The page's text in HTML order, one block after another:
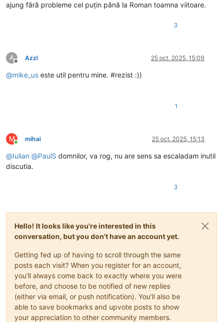
ajung fără probleme cel puțin până la Roman toamna viitoare.
3
A
Deconectat
Azzl 25 oct. 2025, 15:09
@mike_us este util pentru mine. #rezist :))
1
M
Conectat
mihai 25 oct. 2025, 15:13
@Iulian @PaulS domnilor, va rog, nu are sens sa escaladam inutil
discutia.
3
Hello! It looks like you're interested in this
conversation, but you don't have an account yet.
Getting fed up of having to scroll through the same
posts each visit? When you register for an account,
you'll always come back to exactly where you were
before, and choose to be notified of new replies
(either via email, or push notification). You'll also be
able to save bookmarks and upvote posts to show
your appreciation to other community members.